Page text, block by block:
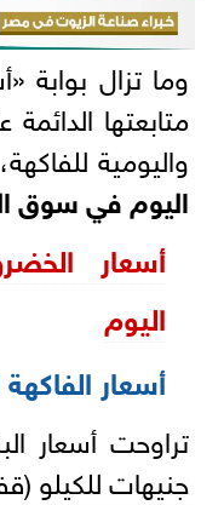
وما تزال بوابة
متابعتها
واليومية
اليوم في سوق
أسعار
اليوم
أسعار
جنيهات للكيلو